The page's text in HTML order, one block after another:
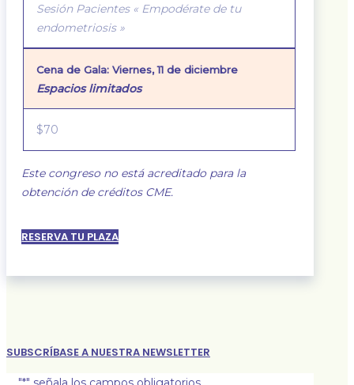
Sesión Pacientes « Empodérate de tu
endometriosis »
Cena de Gala: Viernes, 11 de diciembre
Espacios limitados
$70
Este congreso no está acreditado para la
obtención de créditos CME.
RESERVA TU PLAZA
SUBSCRÍBASE A NUESTRA NEWSLETTER